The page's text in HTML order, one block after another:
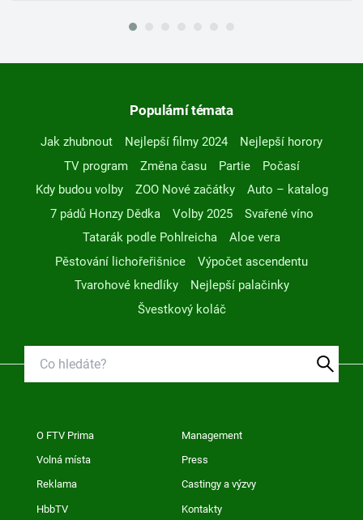
Populární témata
Jak zhubnout Nejlepší filmy 2024
Nejlepší horory
TV program
Změna času Partie
Počasí
Kdy budou volby
ZOO Nové začátky
Auto – katalog
7 pádů Honzy Dědka
Volby 2025
Svařené víno
Tatarák podle Pohlreicha
Aloe vera
Pěstování lichořeřišnice
Výpočet ascendentu
Tvarohové knedlíky
Nejlepší palačinky
Švestkový koláč
O FTV Prima Management
Volná místa Press
Reklama Castingy a výzvy
HbbTV Kontakty